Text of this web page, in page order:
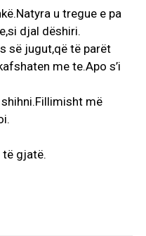
u tregue e pa
djal dëshiri.
së jugut,që të parët
me te.Apo s’i
më
të gjatë.